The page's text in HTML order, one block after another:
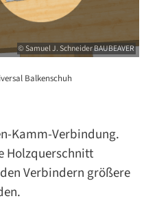
© Samuel J. Schneider BAUBEAVER
Balkenschuh
Kamm-Verbindung.
Holzquerschnitt
Verbindern größere